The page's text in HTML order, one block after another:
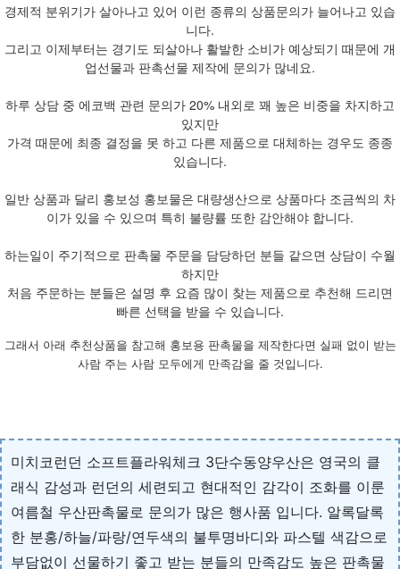
경제적 분위기가 살아나고 있어 이런 종류의 상품문의가 늘어나고 있습
니다.
그리고 이제부터는 경기도 되살아나 활발한 소비가 예상되기 때문에 개
업선물과 판촉선물 제작에 문의가 많네요.
하루 상담 중 에코백 관련 문의가 20% 내외로 꽤 높은 비중을 차지하고
있지만
가격 때문에 최종 결정을 못 하고 다른 제품으로 대체하는 경우도 종종
있습니다.
일반 상품과 달리 홍보성 홍보물은 대량생산으로 상품마다 조금씩의 차
이가 있을 수 있으며 특히 불량률 또한 감안해야 합니다.
하는일이 주기적으로 판촉물 주문을 담당하던 분들 같으면 상담이 수월
하지만
처음 주문하는 분들은 설명 후 요즘 많이 찾는 제품으로 추천해 드리면
빠른 선택을 받을 수 있습니다.
그래서 아래 추천상품을 참고해 홍보용 판촉물을 제작한다면 실패 없이 받는
사람 주는 사람 모두에게 만족감을 줄 것입니다.
미치코런던 소프트플라워체크 3단수동양우산은 영국의 클
래식 감성과 런던의 세련되고 현대적인 감각이 조화를 이룬
여름철 우산판촉물로 문의가 많은 행사품 입니다. 알록달록
한 분홍/하늘/파랑/연두색의 불투명바디와 파스텔 색감으로
부담없이 선물하기 좋고 받는 분들의 만족감도 높은 판촉물